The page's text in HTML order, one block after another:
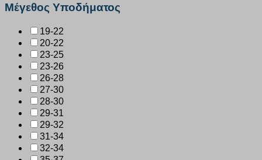
Μέγεθος Υποδήματος
19-22
20-22
23-25
23-26
26-28
27-30
28-30
29-31
29-32
31-34
32-34